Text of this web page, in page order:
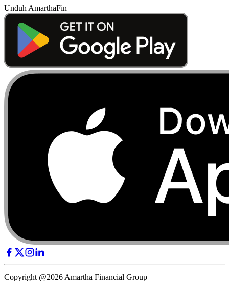
Unduh AmarthaFin
Copyright @2026 Amartha Financial Group